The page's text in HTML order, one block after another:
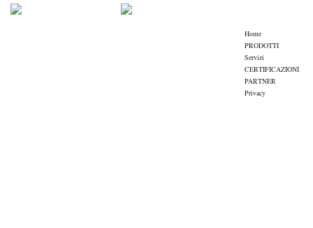
Home
PRODOTTI
Servizi
CERTIFICAZIONI
PARTNER
Privacy